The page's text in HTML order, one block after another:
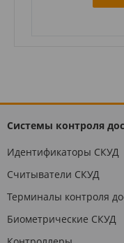
Системы контроля
Идентификаторы СКУД
Считыватели СКУД
Терминалы контроля
Биометрические СКУД